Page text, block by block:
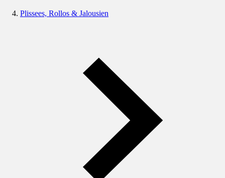
Plissees, Rollos & Jalousien